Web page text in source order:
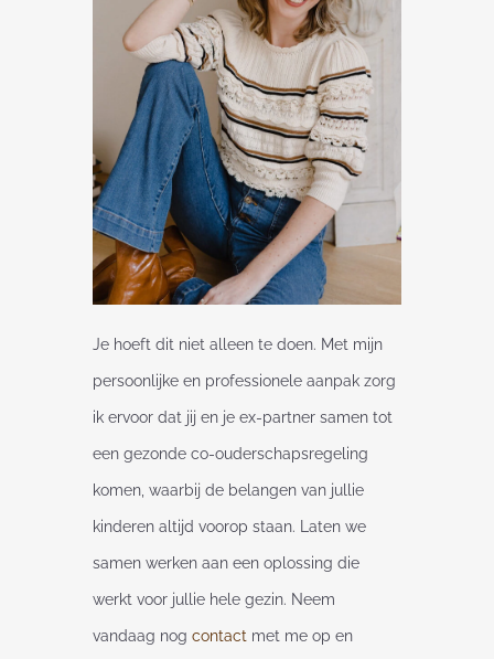
Je hoeft dit niet alleen te doen. Met mijn
persoonlijke en professionele aanpak zorg
ik ervoor dat jij en je ex-partner samen tot
een gezonde co-ouderschapsregeling
komen, waarbij de belangen van jullie
kinderen altijd voorop staan. Laten we
samen werken aan een oplossing die
werkt voor jullie hele gezin. Neem
vandaag nog contact met me op en